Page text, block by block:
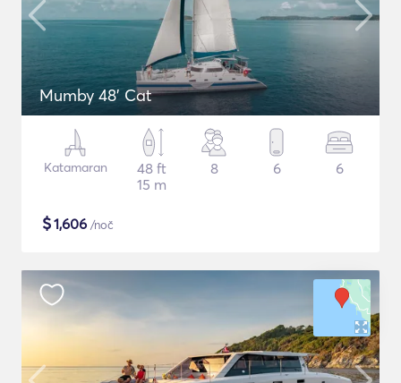
Mumby 48' Cat
Katamaran
48 ft
15 m
8 6 6
$1,606 /noč